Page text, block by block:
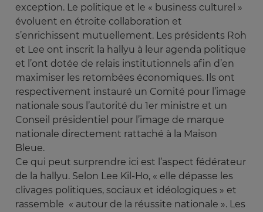
exception. Le politique et le « business culturel »
évoluent en étroite collaboration et
s’enrichissent mutuellement. Les présidents Roh
et Lee ont inscrit la hallyu à leur agenda politique
et l’ont dotée de relais institutionnels afin d’en
maximiser les retombées économiques. Ils ont
respectivement instauré un Comité pour l’image
nationale sous l’autorité du 1er ministre et un
Conseil présidentiel pour l’image de marque
nationale directement rattaché à la Maison
Bleue.
Ce qui peut surprendre ici est l’aspect fédérateur
de la hallyu. Selon Lee Kil-Ho, « elle dépasse les
clivages politiques, sociaux et idéologiques » et
rassemble « autour de la réussite nationale ». Les